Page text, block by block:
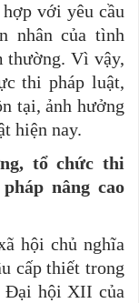
với yêu cầu
nhân của tình
thường. Vì vậy,
thi pháp luật,
tại, ảnh hưởng
hiện nay.
tổ chức thi
nâng cao
hội chủ nghĩa
cấp thiết trong
Đại hội XII của